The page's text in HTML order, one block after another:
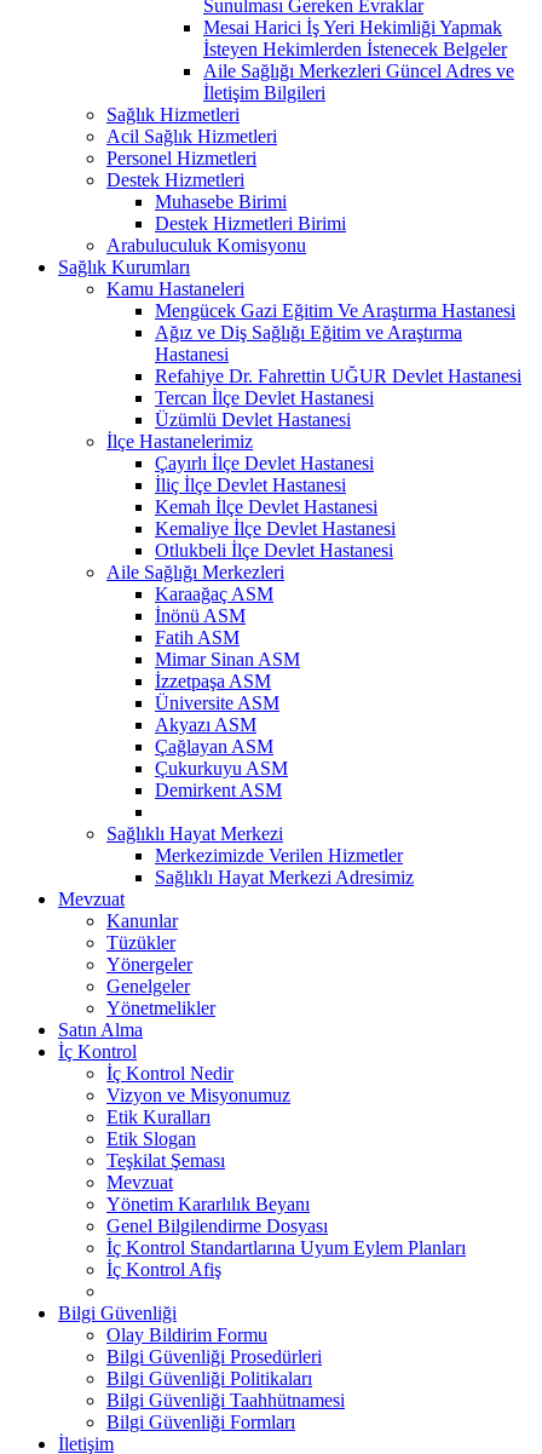
Sunulması Gereken Evraklar
Mesai Harici İş Yeri Hekimliği Yapmak
İsteyen Hekimlerden İstenecek Belgeler
Aile Sağlığı Merkezleri Güncel Adres ve
İletişim Bilgileri
Sağlık Hizmetleri
Acil Sağlık Hizmetleri
Personel Hizmetleri
Destek Hizmetleri
Muhasebe Birimi
Destek Hizmetleri Birimi
Arabuluculuk Komisyonu
Sağlık Kurumları
Kamu Hastaneleri
Mengücek Gazi Eğitim Ve Araştırma Hastanesi
Ağız ve Diş Sağlığı Eğitim ve Araştırma
Hastanesi
Refahiye Dr. Fahrettin UĞUR Devlet Hastanesi
Tercan İlçe Devlet Hastanesi
Üzümlü Devlet Hastanesi
İlçe Hastanelerimiz
Çayırlı İlçe Devlet Hastanesi
İliç İlçe Devlet Hastanesi
Kemah İlçe Devlet Hastanesi
Kemaliye İlçe Devlet Hastanesi
Otlukbeli İlçe Devlet Hastanesi
Aile Sağlığı Merkezleri
Karaağaç ASM
İnönü ASM
Fatih ASM
Mimar Sinan ASM
İzzetpaşa ASM
Üniversite ASM
Akyazı ASM
Çağlayan ASM
Çukurkuyu ASM
Demirkent ASM
Sağlıklı Hayat Merkezi
Merkezimizde Verilen Hizmetler
Sağlıklı Hayat Merkezi Adresimiz
Mevzuat
Kanunlar
Tüzükler
Yönergeler
Genelgeler
Yönetmelikler
Satın Alma
İç Kontrol
İç Kontrol Nedir
Vizyon ve Misyonumuz
Etik Kuralları
Etik Slogan
Teşkilat Şeması
Mevzuat
Yönetim Kararlılık Beyanı
Genel Bilgilendirme Dosyası
İç Kontrol Standartlarına Uyum Eylem Planları
İç Kontrol Afiş
Bilgi Güvenliği
Olay Bildirim Formu
Bilgi Güvenliği Prosedürleri
Bilgi Güvenliği Politikaları
Bilgi Güvenliği Taahhütnamesi
Bilgi Güvenliği Formları
İletişim